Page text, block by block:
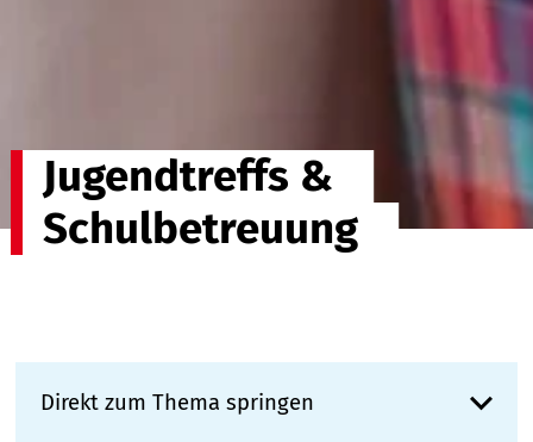
Jugendtreffs &
Schulbetreuung
Direkt zum Thema springen